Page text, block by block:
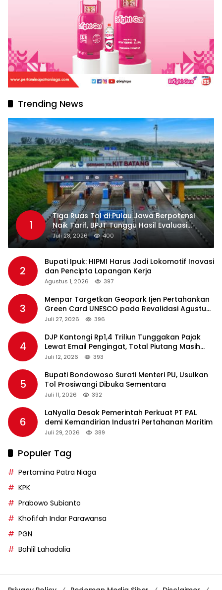
Trending News
1
Tiga Ruas Tol di Pulau Jawa Berpotensi
Naik Tarif, BPJT Tunggu Hasil Evaluasi
Standar Pelayanan
Juli 28, 2026 400
2
Bupati Ipuk: HIPMI Harus Jadi Lokomotif Inovasi
dan Pencipta Lapangan Kerja
Agustus 1, 2026 397
3
Menpar Targetkan Geopark Ijen Pertahankan
Green Card UNESCO pada Revalidasi Agustus
2026
Juli 27, 2026 396
4
DJP Kantongi Rp1,4 Triliun Tunggakan Pajak
Lewat Email Pengingat, Total Piutang Masih
Rp36 Triliun
Juli 12, 2026 393
5
Bupati Bondowoso Surati Menteri PU, Usulkan
Tol Prosiwangi Dibuka Sementara
Juli 11, 2026 392
6
LaNyalla Desak Pemerintah Perkuat PT PAL
demi Kemandirian Industri Pertahanan Maritim
Juli 29, 2026 389
Populer Tag
Pertamina Patra Niaga
KPK
Prabowo Subianto
Khofifah Indar Parawansa
PGN
Bahlil Lahadalia